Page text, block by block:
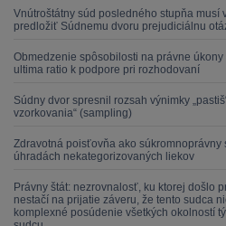
Vnútroštátny súd posledného stupňa
predložiť Súdnemu dvoru prejudiciálnu
Obmedzenie spôsobilosti na právne
ultima ratio k podpore pri rozhodovaní
Súdny dvor spresnil rozsah výnimky
vzorkovania“ (sampling)
Zdravotná poisťovňa ako súkromnoprávny
úhradách nekategorizovaných liekov
Právny štát: nezrovnalosť, ku ktorej došlo
nestačí na prijatie záveru, že tento sudca
komplexné posúdenie všetkých okolností